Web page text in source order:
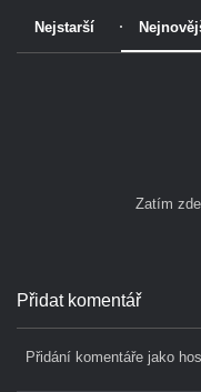
Nejstarší
Zatím
Přidat komentář
Přidání komentáře jako